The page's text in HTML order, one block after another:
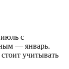
июль с
— январь.
учитывать